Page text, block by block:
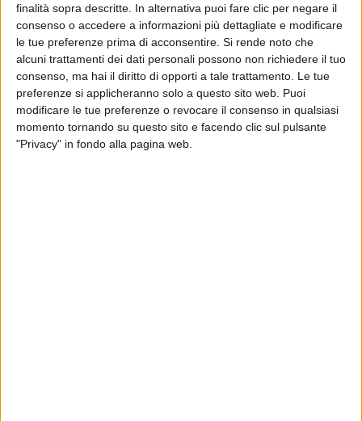
finalità sopra descritte. In alternativa puoi fare clic per negare il
consenso o accedere a informazioni più dettagliate e modificare
le tue preferenze prima di acconsentire. Si rende noto che
alcuni trattamenti dei dati personali possono non richiedere il tuo
consenso, ma hai il diritto di opporti a tale trattamento. Le tue
preferenze si applicheranno solo a questo sito web. Puoi
modificare le tue preferenze o revocare il consenso in qualsiasi
momento tornando su questo sito e facendo clic sul pulsante
"Privacy" in fondo alla pagina web.
sopra il palco e a chi ce l’ha davanti: “ Mi sono
proprio goduta il concerto”, dice.
successo di Annalisa è “ Canzone estiva
Giocando con questo titolo, qual è il successo che
Annalisa ritiene
la “canzone estiva” per eccellenza
Per scoprirlo, guarda subito lavideo-intervista qui
sottoper scoprirlo!